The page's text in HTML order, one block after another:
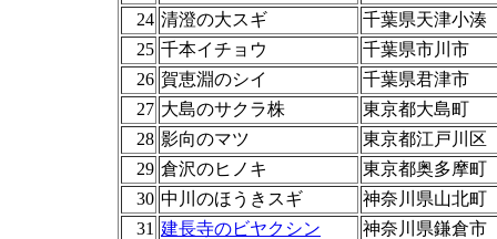
24 清澄の大スギ
千葉県天津小湊
25 千本イチョウ
千葉県市川市
26 賀恵淵のシイ
千葉県君津市
27 大島のサクラ株
東京都大島町
28 影向のマツ
東京都江戸川区
29 倉沢のヒノキ
東京都奥多摩町
30 中川のほうきスギ
神奈川県山北町
31 建長寺のビヤクシン
神奈川県鎌倉市